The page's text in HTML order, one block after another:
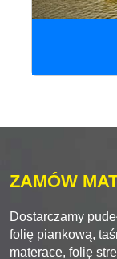
ZAMÓW
Dostarczamy
folię piankową,
materace, folię